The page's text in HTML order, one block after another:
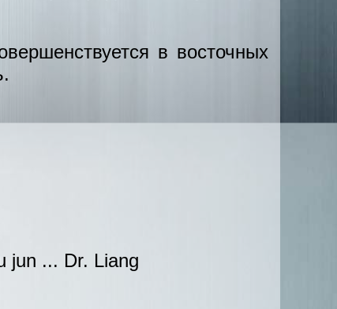
в восточных
jun ... Dr. Liang